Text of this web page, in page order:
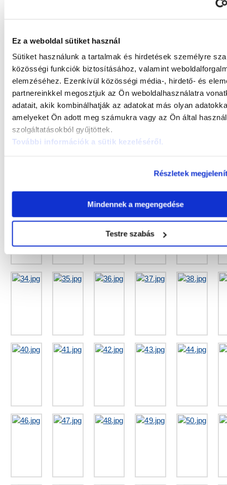
Ez a weboldal sütiket használ
Sütiket használunk a tartalmak és hirdetések személyre
közösségi funkciók biztosításához, valamint
elemzéséhez. Ezenkívül közösségi média-, hirdető- és
partnereinkkel megosztjuk az Ön weboldalhasználatra
adatait, akik kombinálhatják az adatokat más olyan
amelyeket Ön adott meg számukra vagy az Ön által
szolgáltatásokból gyűjtöttek.
További információk a sütik kezeléséről.
Részletek
Mindennek a megengedése
Testre szabás